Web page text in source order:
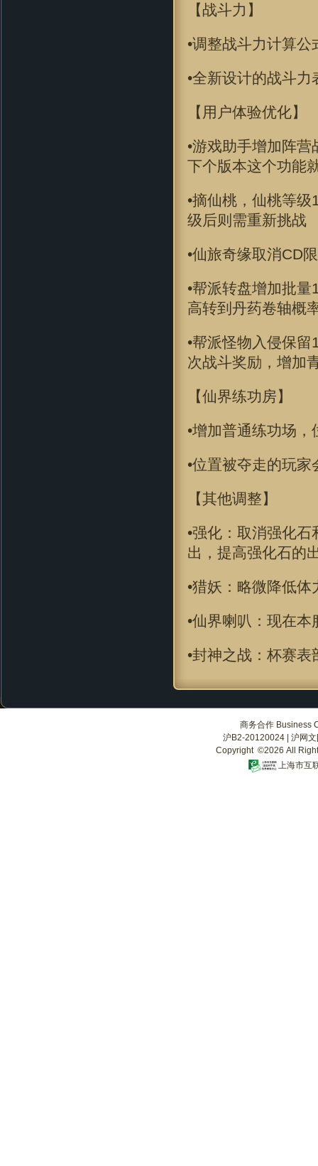
【战斗力】
•调整战斗力计算
•全新设计的战斗力
【用户体验优化】
•游戏助手增加阵
下个版本这个功能
•摘仙桃，仙桃等
级后则需重新挑战
•仙旅奇缘取消CD
•帮派转盘增加批
高转到丹药卷轴概
•帮派怪物入侵保
次战斗奖励，增加
【仙界练功房】
•增加普通练功场
•位置被夺走的玩
【其他调整】
•强化：取消强化
出，提高强化石的
•猎妖：略微降低
•仙界喇叭：现在
•封神之战：杯赛
商务合作 Business
沪B2-20120024 | 沪网
Copyright ©2026 All
上海市互